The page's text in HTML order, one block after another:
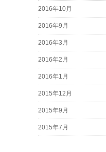
2016年10月
2016年9月
2016年3月
2016年2月
2016年1月
2015年12月
2015年9月
2015年7月